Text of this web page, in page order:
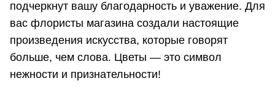
подчеркнут вашу благодарность и уважение. Для
вас флористы магазина создали настоящие
произведения искусства, которые говорят
больше, чем слова. Цветы — это символ
нежности и признательности!